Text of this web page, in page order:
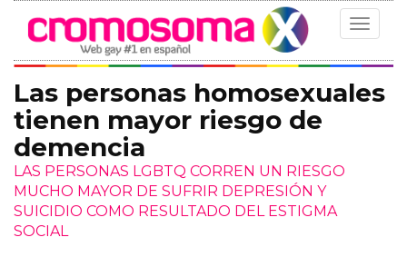
Toggle
Las personas homosexuales
tienen mayor riesgo de
demencia
LAS PERSONAS LGBTQ CORREN UN RIESGO
MUCHO MAYOR DE SUFRIR DEPRESIÓN Y
SUICIDIO COMO RESULTADO DEL ESTIGMA
SOCIAL